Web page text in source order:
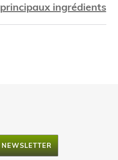
principaux ingrédients
NEWSLETTER